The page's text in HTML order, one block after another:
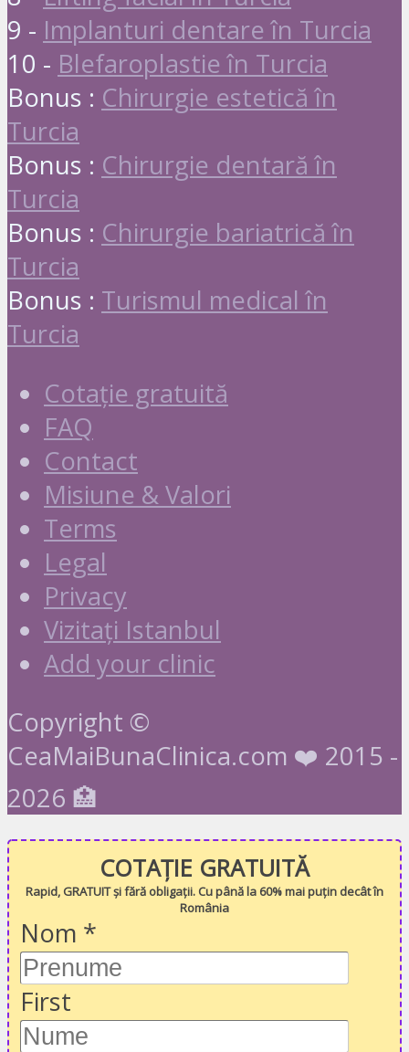
9 - Implanturi dentare în Turcia
10 - Blefaroplastie în Turcia
Bonus : Chirurgie estetică în
Turcia
Bonus : Chirurgie dentară în
Turcia
Bonus : Chirurgie bariatrică în
Turcia
Bonus : Turismul medical în
Turcia
Cotație gratuită
FAQ
Contact
Misiune & Valori
Terms
Legal
Privacy
Vizitați Istanbul
Add your clinic
Copyright ©
CeaMaiBunaClinica.com ❤️ 2015 -
2026 🏥
COTAȚIE GRATUITĂ
Rapid, GRATUIT și fără obligații. Cu până la 60% mai puțin decât în
România
Nom *
First